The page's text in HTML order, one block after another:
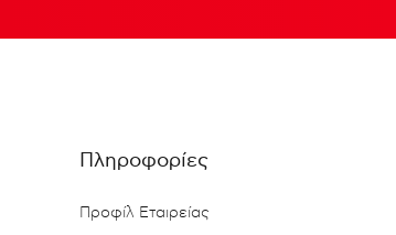
Πληροφορίες
Προφίλ Εταιρείας